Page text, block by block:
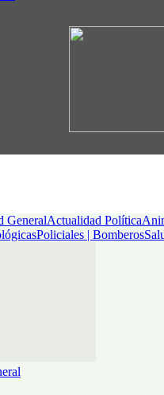
GeneralActualidad Política
Policiales | Bomberos